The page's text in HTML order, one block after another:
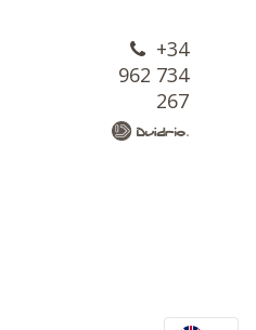
+34
962 734
267